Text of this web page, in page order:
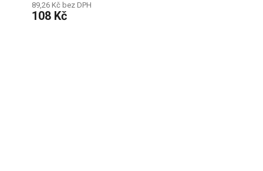
89,26 Kč bez DPH
108 Kč